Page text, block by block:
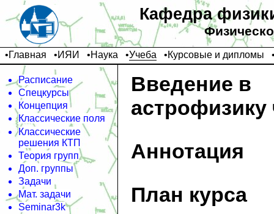
Кафедра
•Главная •ИЯИ •Наука •Учеба •Курсовые и дипломы
Расписание
Спецкурсы
Концепция
Классические поля
Классические
решения КТП
Теория групп
Доп. группы
Задачи
Мат. задачи
Seminar3k
Введение в
астрофизику
Аннотация
План курса